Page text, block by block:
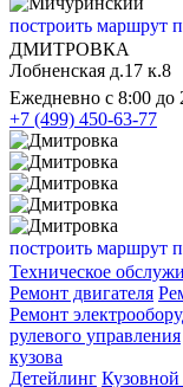
построить маршрут
ДМИТРОВКА
Лобненская д.17 к.8
Ежедневно с 8:00 до
+7 (499) 450-63-77
построить маршрут
Техническое
Ремонт двигателя
Ремонт
рулевого управления
кузова
Детейлинг